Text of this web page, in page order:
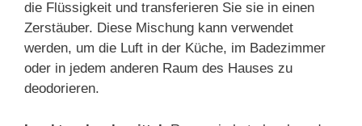
die Flüssigkeit und transferieren Sie sie in einen
Zerstäuber. Diese Mischung kann verwendet
werden, um die Luft in der Küche, im Badezimmer
oder in jedem anderen Raum des Hauses zu
deodorieren.